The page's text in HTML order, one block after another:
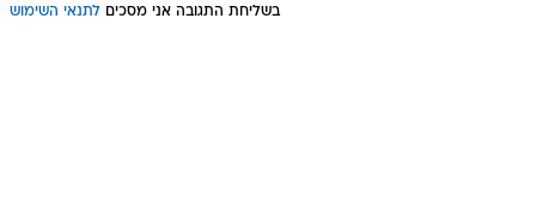
בשליחת התגובה אני מסכים לתנאי השימוש